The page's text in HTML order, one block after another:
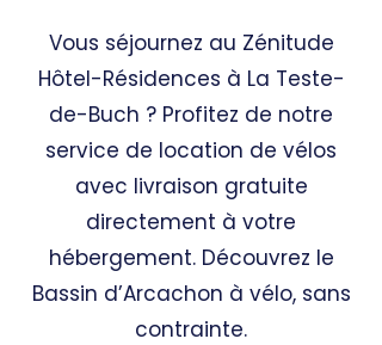
Vous séjournez au Zénitude
Hôtel-Résidences à La Teste-
de-Buch ? Profitez de notre
service de location de vélos
avec livraison gratuite
directement à votre
hébergement. Découvrez le
Bassin d’Arcachon à vélo, sans
contrainte.